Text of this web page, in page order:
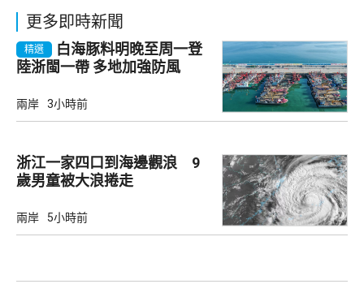
更多即時新聞
精選
白海豚料明晚至周一登
陸浙閩一帶 多地加強防風
兩岸 3小時前
浙江一家四口到海邊觀浪 9
歲男童被大浪捲走
兩岸 5小時前